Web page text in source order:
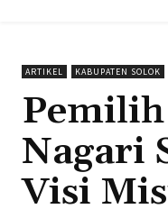
ARTIKEL KABUPATEN SOLOK
Nagari
Visi